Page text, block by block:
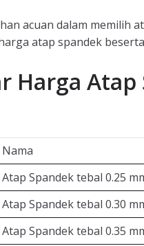
acuan dalam memilih
atap spandek
Harga
Nama
Atap Spandek tebal 0.25
Atap Spandek tebal 0.30
Atap Spandek tebal 0.35